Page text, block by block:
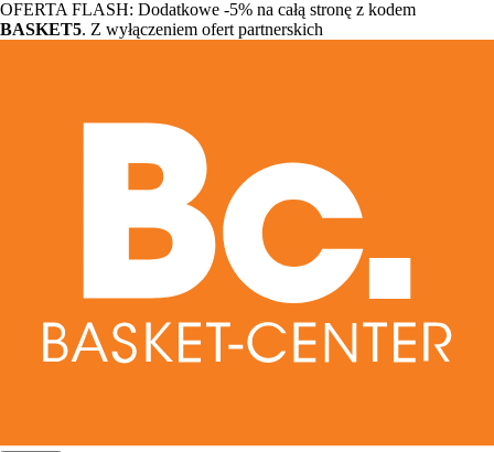
OFERTA FLASH: Dodatkowe -5% na całą stronę z kodem
BASKET5. Z wyłączeniem ofert partnerskich